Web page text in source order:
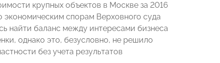
крупных объектов в Москве за 2016
экономическим спорам Верховного суда
найти баланс между интересами бизнеса
однако это, безусловно, не решило
без учета результатов